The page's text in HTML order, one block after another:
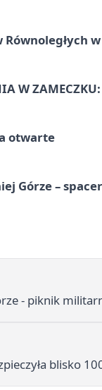
W
otwarte
Górze –
- piknik
blisko